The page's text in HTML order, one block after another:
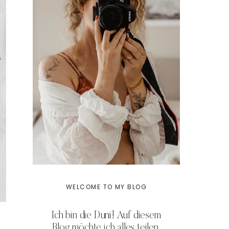
WELCOME TO MY BLOG
Ich bin die Duni! Auf diesem